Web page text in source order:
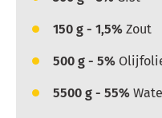
150 g - 1,5% Zout
500 g - 5%
5500 g - 55%